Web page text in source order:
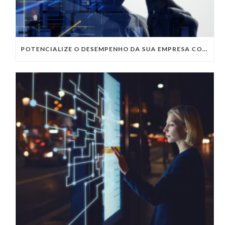
POTENCIALIZE O DESEMPENHO DA SUA EMPRESA COM OS SERVIÇOS DE TI DA VIVO VITA